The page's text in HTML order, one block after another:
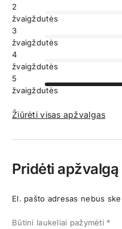
2
žvaigždutės
3
žvaigždutės
4
žvaigždutės
5
žvaigždutės
Žiūrėti visas apžvalgas
Pridėti apžvalgą
El. pašto adresas nebus
Būtini laukeliai pažymėti *